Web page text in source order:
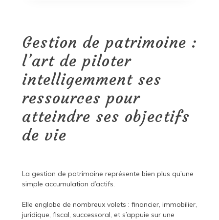
Gestion de patrimoine :
l’art de piloter
intelligemment ses
ressources pour
atteindre ses objectifs
de vie
La gestion de patrimoine représente bien plus qu’une
simple accumulation d’actifs.
Elle englobe de nombreux volets : financier, immobilier,
juridique, fiscal, successoral, et s’appuie sur une